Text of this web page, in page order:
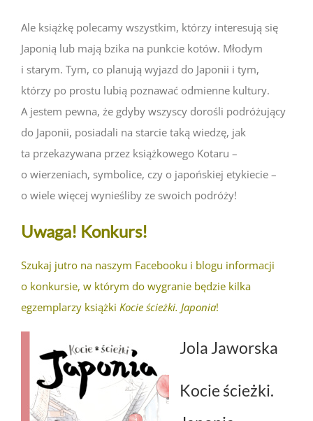
Ale książkę polecamy wszystkim, którzy interesują się
Japonią lub mają bzika na punkcie kotów. Młodym
i starym. Tym, co planują wyjazd do Japonii i tym,
którzy po prostu lubią poznawać odmienne kultury.
A jestem pewna, że gdyby wszyscy dorośli podróżujący
do Japonii, posiadali na starcie taką wiedzę, jak
ta przekazywana przez książkowego Kotaru –
o wierzeniach, symbolice, czy o japońskiej etykiecie –
o wiele więcej wynieśliby ze swoich podróży!
Uwaga! Konkurs!
Szukaj jutro na naszym Facebooku i blogu informacji
o konkursie, w którym do wygranie będzie kilka
egzemplarzy książki Kocie ścieżki. Japonia!
Jola Jaworska
Kocie ścieżki.